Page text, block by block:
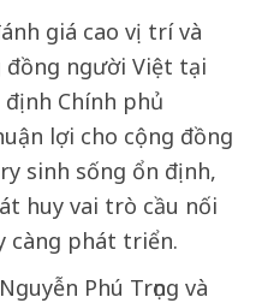
giá cao vị trí và
đồng người Việt tại
Chính phủ
lợi cho cộng đồng
sinh sống ổn định,
huy vai trò cầu nối
càng phát triển.
Phú Trọng và